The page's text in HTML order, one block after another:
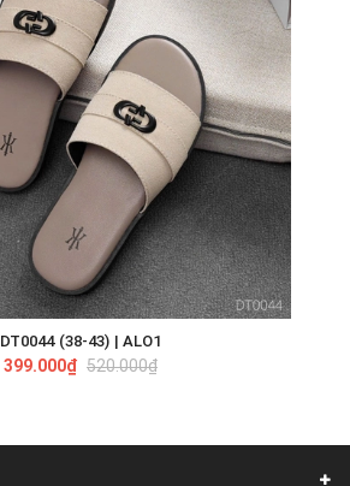
DT0044 (38-43) | ALO1
399.000₫ 520.000₫